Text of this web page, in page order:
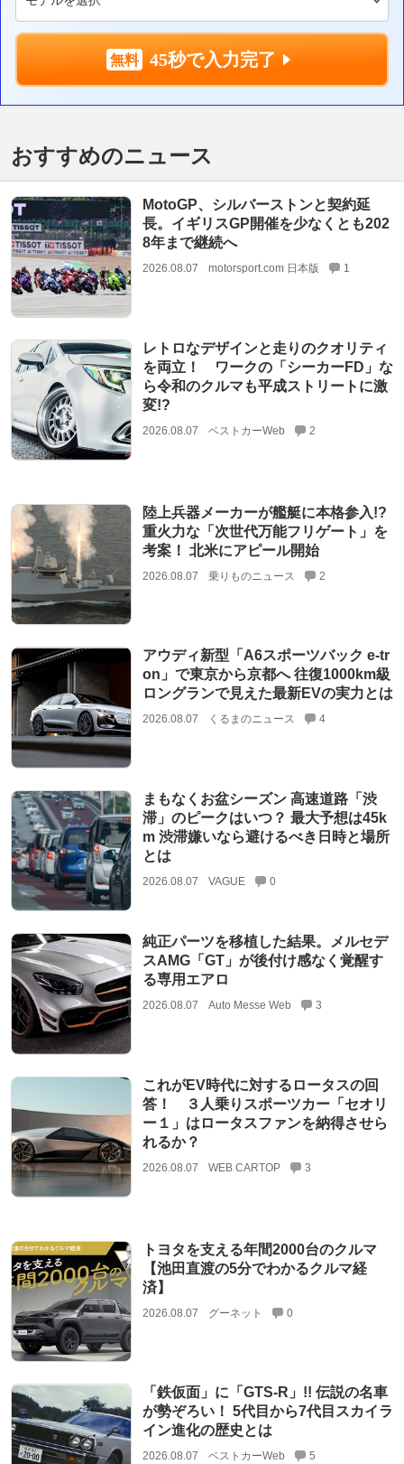
45秒で入力完了
おすすめのニュース
MotoGP、シルバーストンと契約延
長。イギリスGP開催を少なくとも202
8年まで継続へ
2026.08.07 motorsport.com 日本版 1
レトロなデザインと走りのクオリティ
を両立！ ワークの「シーカーFD」な
ら令和のクルマも平成ストリートに激
変!?
2026.08.07 ベストカーWeb 2
陸上兵器メーカーが艦艇に本格参入!?
重火力な「次世代万能フリゲート」を
考案！ 北米にアピール開始
2026.08.07 乗りものニュース 2
アウディ新型「A6スポーツバック e-tr
on」で東京から京都へ 往復1000km級
ロングランで見えた最新EVの実力とは
2026.08.07 くるまのニュース 4
まもなくお盆シーズン 高速道路「渋
滞」のピークはいつ？ 最大予想は45k
m 渋滞嫌いなら避けるべき日時と場所
とは
2026.08.07 VAGUE 0
純正パーツを移植した結果。メルセデ
スAMG「GT」が後付け感なく覚醒す
る専用エアロ
2026.08.07 Auto Messe Web 3
これがEV時代に対するロータスの回
答！ ３人乗りスポーツカー「セオリ
ー１」はロータスファンを納得させら
れるか？
2026.08.07 WEB CARTOP 3
トヨタを支える年間2000台のクルマ
【池田直渡の5分でわかるクルマ経
済】
2026.08.07 グーネット 0
「鉄仮面」に「GTS-R」!! 伝説の名車
が勢ぞろい！ 5代目から7代目スカイラ
イン進化の歴史とは
2026.08.07 ベストカーWeb 5